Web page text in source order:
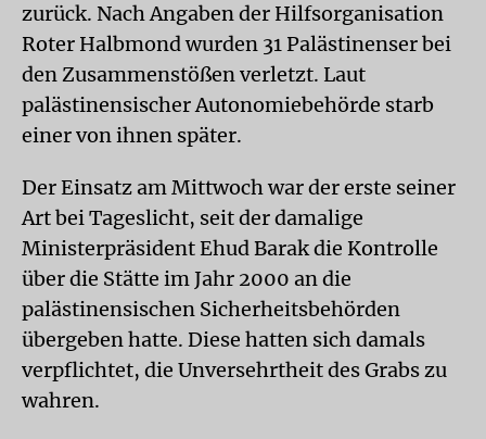
zurück. Nach Angaben der Hilfsorganisation
Roter Halbmond wurden 31 Palästinenser bei
den Zusammenstößen verletzt. Laut
palästinensischer Autonomiebehörde starb
einer von ihnen später.
Der Einsatz am Mittwoch war der erste seiner
Art bei Tageslicht, seit der damalige
Ministerpräsident Ehud Barak die Kontrolle
über die Stätte im Jahr 2000 an die
palästinensischen Sicherheitsbehörden
übergeben hatte. Diese hatten sich damals
verpflichtet, die Unversehrtheit des Grabs zu
wahren.